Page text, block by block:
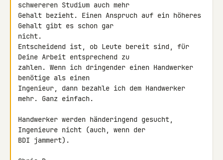
schwereren Studium auch mehr
Gehalt bezieht. Einen Anspruch auf ein höheres
Gehalt gibt es schon gar
nicht.
Entscheidend ist, ob Leute bereit sind, für
Deine Arbeit entsprechend zu
zahlen. Wenn ich dringender einen Handwerker
benötige als einen
Ingenieur, dann bezahle ich dem Handwerker
mehr. Ganz einfach.
Handwerker werden händeringend gesucht,
Ingenieure nicht (auch, wenn der
BDI jammert).